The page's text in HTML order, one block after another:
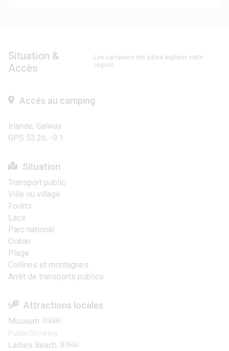
Situation &
Accès
Les campeurs ont adoré explorer cette
région!
Accés au camping
Irlande, Galway
GPS 53.26, -9.1
Situation
Transport public
Ville ou village
Forêts
Lacs
Parc national
Océan
Plage
Collines et montagnes
Arrêt de transports publics
Attractions locales
Museum 0.6 KM
Public Showers
Ladies Beach 0.9 KM